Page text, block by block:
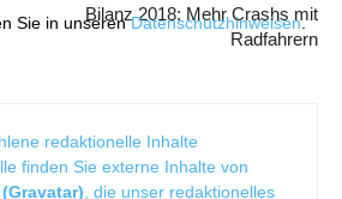
Sie in unserenDatenschutzhinweisen.
Bilanz 2018: Mehr Crashs mit
Radfahrern
redaktionelle Inhalte
finden Sie externe Inhalte von
, die unser redaktionelles